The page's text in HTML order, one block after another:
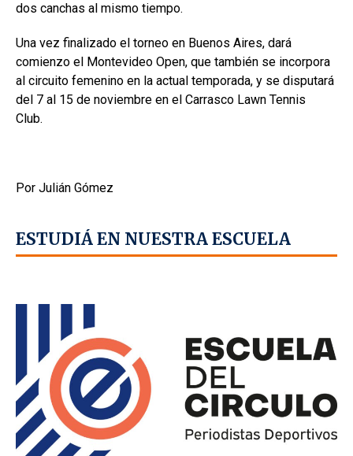
dos canchas al mismo tiempo.
Una vez finalizado el torneo en Buenos Aires, dará
comienzo el Montevideo Open, que también se incorpora
al circuito femenino en la actual temporada, y se disputará
del 7 al 15 de noviembre en el Carrasco Lawn Tennis
Club.
Por Julián Gómez
ESTUDIÁ EN NUESTRA ESCUELA